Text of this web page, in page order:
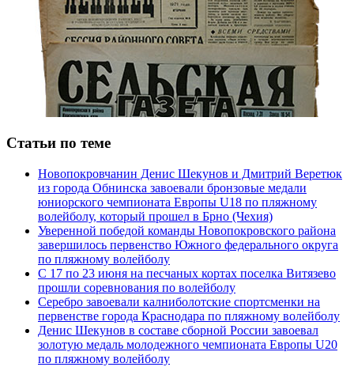
Статьи по теме
Новопокровчанин Денис Шекунов и Дмитрий Веретюк
из города Обнинска завоевали бронзовые медали
юниорского чемпионата Европы U18 по пляжному
волейболу, который прошел в Брно (Чехия)
Уверенной победой команды Новопокровского района
завершилось первенство Южного федерального округа
по пляжному волейболу
С 17 по 23 июня на песчаных кортах поселка Витязево
прошли соревнования по волейболу
Серебро завоевали калниболотские спортсменки на
первенстве города Краснодара по пляжному волейболу
Денис Шекунов в составе сборной России завоевал
золотую медаль молодежного чемпионата Европы U20
по пляжному волейболу